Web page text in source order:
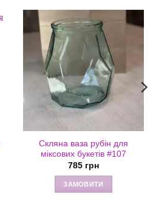
Скляна ваза рубін для
міксових букетів #107
785 грн
ЗАМОВИТИ